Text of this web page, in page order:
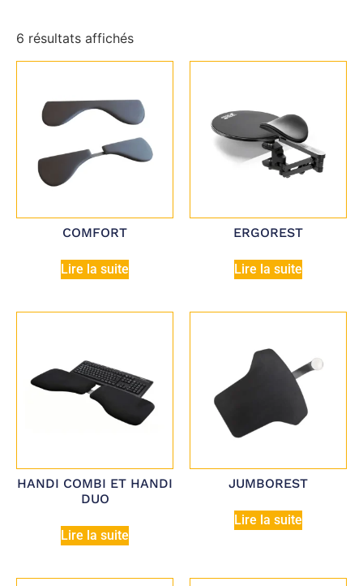
6 résultats affichés
COMFORT
Lire la suite
ERGOREST
Lire la suite
HANDI COMBI ET HANDI
DUO
Lire la suite
JUMBOREST
Lire la suite